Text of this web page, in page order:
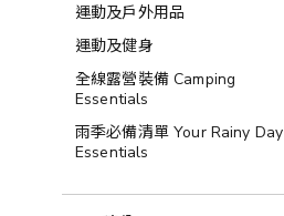
運動及戶外用品
運動及健身
全線露營裝備 Camping
Essentials
雨季必備清單 Your Rainy Day
Essentials